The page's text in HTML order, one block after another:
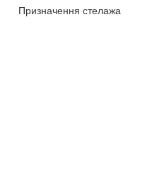
Призначення стелажа